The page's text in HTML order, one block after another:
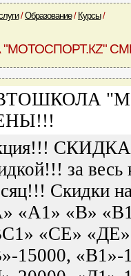
/Образование/ Курсы/
"МОТОСПОРТ.КZ"
СКИДКА
за весь
Скидки
«А1» «В»
«СЕ»
15000, «В1»-